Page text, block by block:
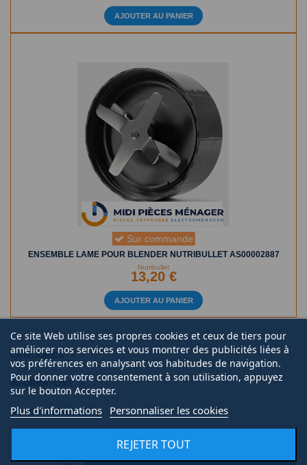
AJOUTER AU PANIER
Sur commande
ENSEMBLE LAME POUR BLENDER NUTRIBULLET AS00002887
Nutribullet
13,20 €
AJOUTER AU PANIER
CATÉGORIES
INFORMATIONS
NOUS CONTACTER
Ce site Web utilise ses propres cookies et ceux de tiers pour
améliorer nos services et vous montrer des publicités liées à
vos préférences en analysant vos habitudes de navigation.
Pour donner votre consentement à son utilisation, appuyez
sur le bouton Accepter.
Plus d'informations Personnaliser les cookies
REJETER TOUT